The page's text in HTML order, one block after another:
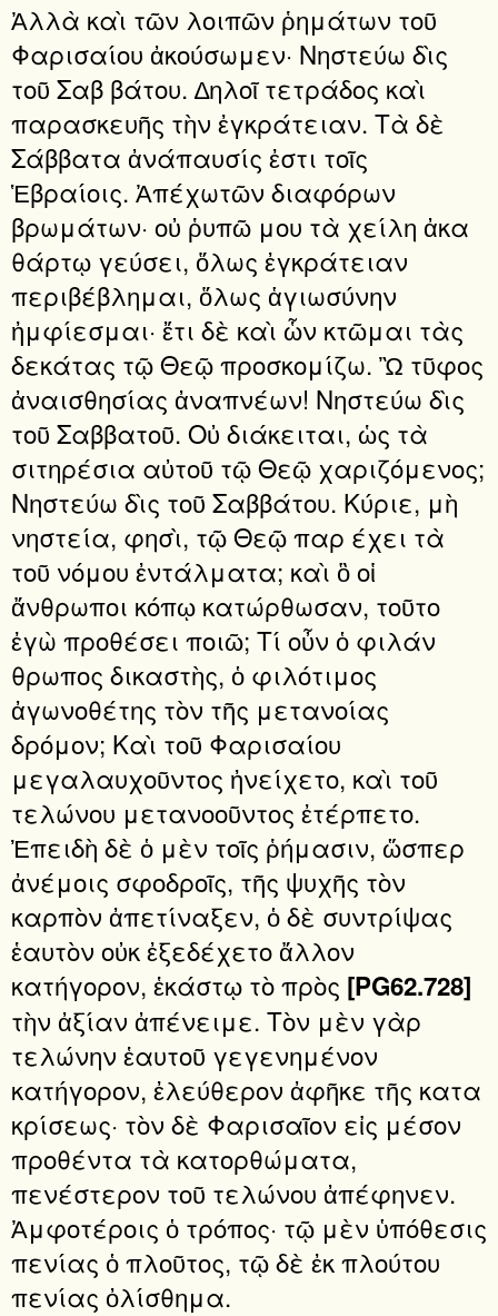
Ἀλλὰ καὶ τῶν λοιπῶν ῥημάτων τοῦ
Φαρισαίου ἀκούσωμεν· Νηστεύω δὶς
τοῦ Σαβ βάτου. ∆ηλοῖ τετράδος καὶ
παρασκευῆς τὴν ἐγκράτειαν. Τὰ δὲ
Σάββατα ἀνάπαυσίς ἐστι τοῖς
Ἑβραίοις. Ἀπέχωτῶν διαφόρων
βρωμάτων· οὐ ῥυπῶ μου τὰ χείλη ἀκα
θάρτῳ γεύσει, ὅλως ἐγκράτειαν
περιβέβλημαι, ὅλως ἁγιωσύνην
ἠμφίεσμαι· ἔτι δὲ καὶ ὧν κτῶμαι τὰς
δεκάτας τῷ Θεῷ προσκομίζω. Ὢ τῦφος
ἀναισθησίας ἀναπνέων! Νηστεύω δὶς
τοῦ Σαββατοῦ. Οὐ διάκειται, ὡς τὰ
σιτηρέσια αὐτοῦ τῷ Θεῷ χαριζόμενος;
Νηστεύω δὶς τοῦ Σαββάτου. Κύριε, μὴ
νηστεία, φησὶ, τῷ Θεῷ παρ έχει τὰ
τοῦ νόμου ἐντάλματα; καὶ ὃ οἱ
ἄνθρωποι κόπῳ κατώρθωσαν, τοῦτο
ἐγὼ προθέσει ποιῶ; Τί οὖν ὁ φιλάν
θρωπος δικαστὴς, ὁ φιλότιμος
ἀγωνοθέτης τὸν τῆς μετανοίας
δρόμον; Καὶ τοῦ Φαρισαίου
μεγαλαυχοῦντος ἠνείχετο, καὶ τοῦ
τελώνου μετανοοῦντος ἐτέρπετο.
Ἐπειδὴ δὲ ὁ μὲν τοῖς ῥήμασιν, ὥσπερ
ἀνέμοις σφοδροῖς, τῆς ψυχῆς τὸν
καρπὸν ἀπετίναξεν, ὁ δὲ συντρίψας
ἑαυτὸν οὐκ ἐξεδέχετο ἄλλον
κατήγορον, ἑκάστῳ τὸ πρὸς [PG62.728]
τὴν ἀξίαν ἀπένειμε. Τὸν μὲν γὰρ
τελώνην ἑαυτοῦ γεγενημένον
κατήγορον, ἐλεύθερον ἀφῆκε τῆς κατα
κρίσεως· τὸν δὲ Φαρισαῖον εἰς μέσον
προθέντα τὰ κατορθώματα,
πενέστερον τοῦ τελώνου ἀπέφηνεν.
Ἀμφοτέροις ὁ τρόπος· τῷ μὲν ὑπόθεσις
πενίας ὁ πλοῦτος, τῷ δὲ ἐκ πλούτου
πενίας ὀλίσθημα.